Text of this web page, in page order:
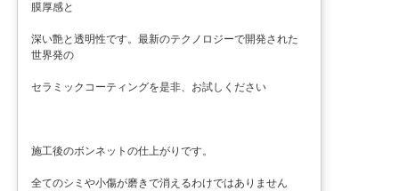
膜厚感と
深い艶と透明性です。最新のテクノロジーで開発された
世界発の
セラミックコーティングを是非、お試しください
施工後のボンネットの仕上がりです。
全てのシミや小傷が磨きで消えるわけではありません